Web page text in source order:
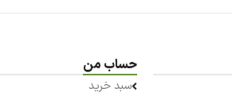
حساب من
سبد خرید